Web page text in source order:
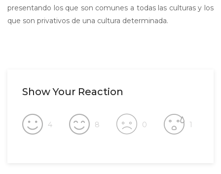
presentando los que son comunes a todas las culturas y los
que son privativos de una cultura determinada.
Show Your Reaction
4 8 0 1